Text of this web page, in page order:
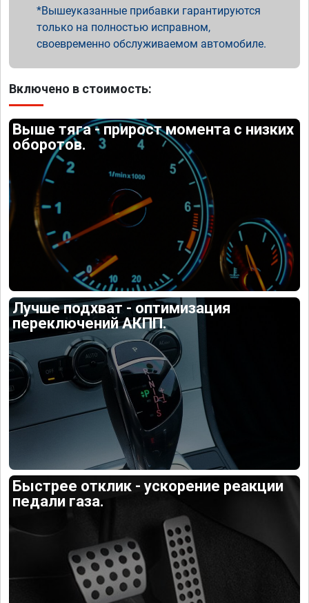
Вышеуказанные прибавки гарантируются
только на полностью исправном,
своевременно обслуживаемом автомобиле.
Включено в стоимость:
Выше тяга - прирост момента с низких
оборотов.
Лучше подхват - оптимизация
переключений АКПП.
Быстрее отклик - ускорение реакции
педали газа.